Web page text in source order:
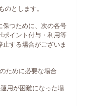
のとします。
保つために、次の各号
ポイント付与・利用等
する場合がございま
ために必要な場合
用が困難になった場